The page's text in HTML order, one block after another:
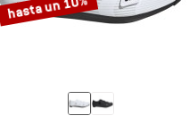
hasta un 10%